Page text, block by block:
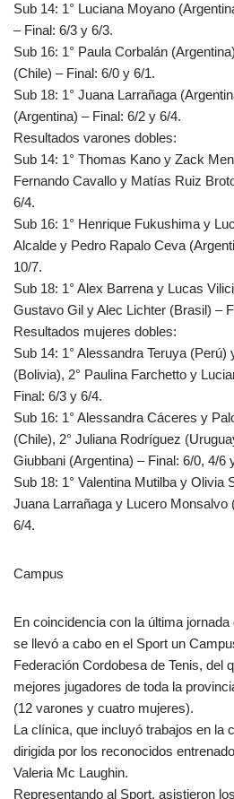
Sub 14: 1° Luciana Moyano
– Final: 6/3 y 6/3.
Sub 16: 1° Paula Corbalán
(Chile) – Final: 6/0 y 6/1.
Sub 18: 1° Juana Larrañaga
(Argentina) – Final: 6/2 y 6/4.
Resultados varones dobles:
Sub 14: 1° Thomas Kano y Zack
Fernando Cavallo y Matías Ruiz
6/4.
Sub 16: 1° Henrique Fukushima y
Alcalde y Pedro Rapalo Ceva
10/7.
Sub 18: 1° Alex Barrena y Lucas
Gustavo Gil y Alec Lichter (Brasil) –
Resultados mujeres dobles:
Sub 14: 1° Alessandra Teruya
(Bolivia), 2° Paulina Farchetto y
Final: 6/3 y 6/4.
Sub 16: 1° Alessandra Cáceres y
(Chile), 2° Juliana Rodríguez
Giubbani (Argentina) – Final: 6/0, 4/6
Sub 18: 1° Valentina Mutilba y Olivia
Juana Larrañaga y Lucero Monsalvo
6/4.
Campus
En coincidencia con la última
se llevó a cabo en el Sport un
Federación Cordobesa de Tenis, del
mejores jugadores de toda la
(12 varones y cuatro mujeres).
La clínica, que incluyó trabajos en la
dirigida por los reconocidos
Valeria Mc Laughin.
Representando al Sport, asistieron